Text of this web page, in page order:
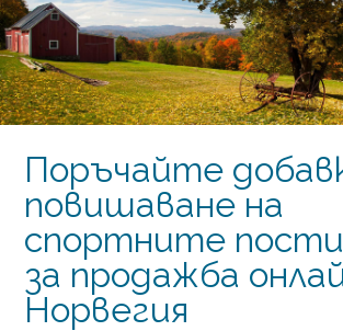
Поръчайте
повишаване на
спортните
за продажба
Норвегия